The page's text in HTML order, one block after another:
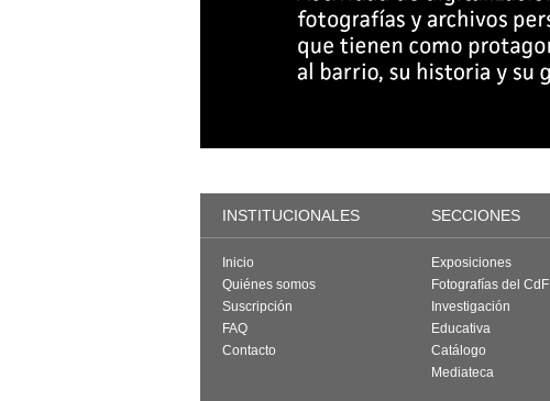
INSTITUCIONALES SECCIONES
Inicio
Quiénes somos
Suscripción
FAQ
Contacto
Exposiciones
Fotografías del CdF
Investigación
Educativa
Catálogo
Mediateca